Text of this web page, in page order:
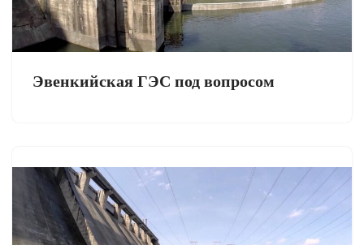
Эвенкийская ГЭС под вопросом